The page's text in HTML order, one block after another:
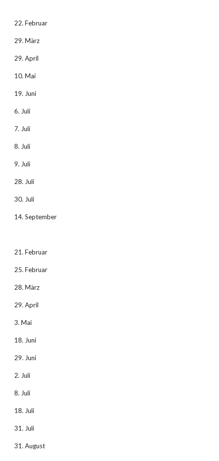
22. Februar
29. März
29. April
10. Mai
19. Juni
6. Juli
7. Juli
8. Juli
9. Juli
28. Juli
30. Juli
14. September
21. Februar
25. Februar
28. März
29. April
3. Mai
18. Juni
29. Juni
2. Juli
8. Juli
18. Juli
31. Juli
31. August